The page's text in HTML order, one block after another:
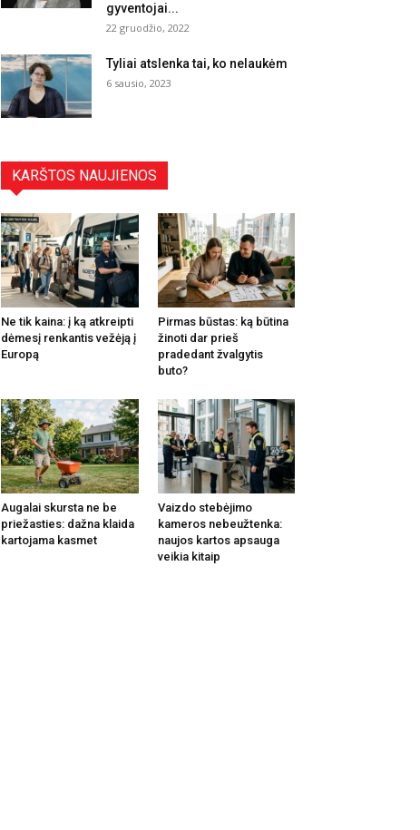
gyventojai...
22 gruodžio, 2022
Tyliai atslenka tai, ko nelaukėm
6 sausio, 2023
KARŠTOS NAUJIENOS
Ne tik kaina: į ką atkreipti
dėmesį renkantis vežėją į
Europą
Pirmas būstas: ką būtina
žinoti dar prieš
pradedant žvalgytis
buto?
Augalai skursta ne be
priežasties: dažna klaida
kartojama kasmet
Vaizdo stebėjimo
kameros nebeužtenka:
naujos kartos apsauga
veikia kitaip